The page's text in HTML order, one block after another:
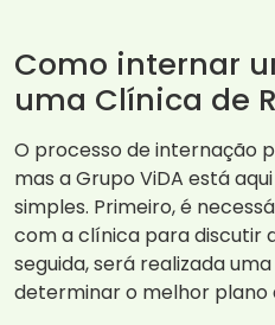
Como internar
uma Clínica de
O processo de internação
mas a Grupo ViDA está
simples. Primeiro, é
com a clínica para discutir
seguida, será realizada
determinar o melhor